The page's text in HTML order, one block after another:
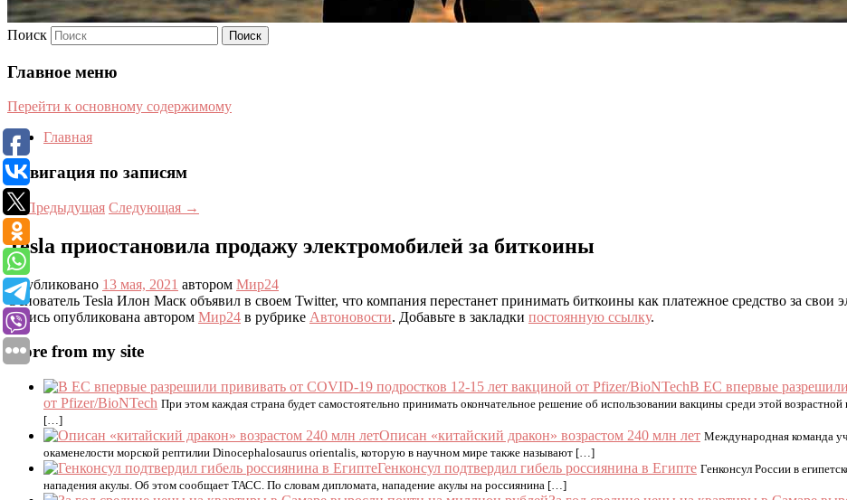
Поиск
Главное меню
Перейти к основному содержимому
Главная
Навигация по записям
←Предыдущая Следующая →
Tesla приостановила продажу электромобилей за биткоины
Опубликовано 13 мая, 2021 автором Мир24
Основатель Tesla Илон Маск объявил в своем Twitter, что компания перестанет принимать биткоины как платежное средство за свои
Запись опубликована автором Мир24 в рубрике Автоновости. Добавьте в закладки постоянную ссылку.
More from my site
В ЕС впервые
от Pfizer/BioNTech При этом каждая страна будет самостоятельно принимать окончательное решение об использовании вакцины среди этой
[…]
Описан «китайский дракон» возрастом 240 млн лет Международная команда
окаменелости морской рептилии Dinocephalosaurus orientalis, которую в научном мире также называют […]
Генконсул подтвердил гибель россиянина в Египте Генконсул России в
нападения акулы. Об этом сообщает ТАСС. По словам дипломата, нападение акулы на россиянина […]